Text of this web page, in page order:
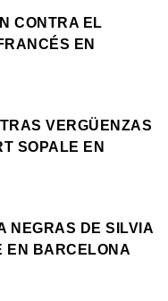
CONTRA EL
EN
VERGÜENZAS
SOPALE EN
NEGRAS DE SILVIA
EN BARCELONA